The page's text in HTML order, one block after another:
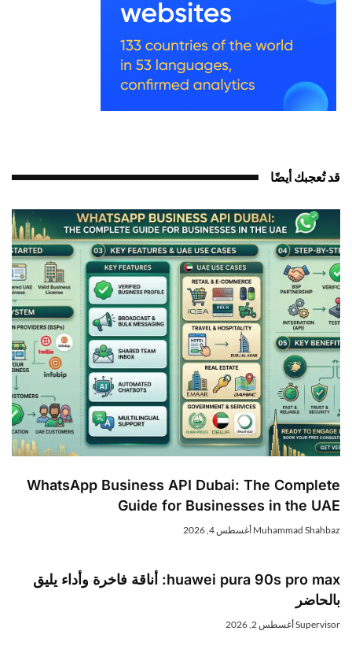
قد تُعجبك أيضًا
WhatsApp Business API Dubai: The Complete
Guide for Businesses in the UAE
Muhammad Shahbaz أغسطس 4, 2026
huawei pura 90s pro max: أناقة فاخرة وأداء يليق
بالحاضر
Supervisorأغسطس 2, 2026